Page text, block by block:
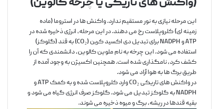
این مرحله نیازی به نور مستقیم ندارد. واکنش ها در استروما (ماده
زمینه ای) کلروپلاست رخ می دهند. در این مرحله، انرژی ذخیره شده در
ATP و NADPH برای تبدیل دی اکسید کربن (CO₂) به قند (گلوکز)
استفاده می شود. این چرخه به نام ملوین کالوین، دانشمندی که آن را
کشف کرد، نامگذاری شده است. همچنین اکسیژن به وجود آمده از
طریق برگ ها به هوا آزاد می شود.
در واکنش های تاریکی CO₂ وارد کلروپلاست شده و به کمک ATP و
NADPH به گلوکز تبدیل می شود. گلوکز صرف انرژی گیاه می شود و
بقیه قندها در ریشه، برگ و میوه ذخیره می شوند.